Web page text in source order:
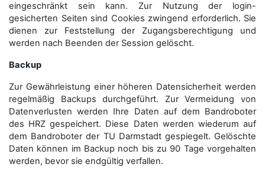
eingeschränkt sein kann. Zur Nutzung der login-
gesicherten Seiten sind Cookies zwingend erforderlich. Sie
dienen zur Feststellung der Zugangs­berechtigung und
werden nach Beenden der Session gelöscht.
Backup
Zur Gewährleistung einer höheren Datensicherheit werden
regelmäßig Backups durchgeführt. Zur Vermeidung von
Datenverlusten werden Ihre Daten auf dem Bandroboter
des HRZ gespeichert. Diese Daten werden wiederum auf
dem Bandroboter der TU Darmstadt gespiegelt. Gelöschte
Daten können im Backup noch bis zu 90 Tage vorgehalten
werden, bevor sie endgültig verfallen.